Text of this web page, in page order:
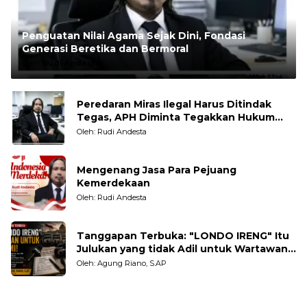
Penguatan Nilai Agama Sejak Dini, Fondasi
Generasi Beretika dan Bermoral
Rudi Andesta
Peredaran Miras Ilegal Harus Ditindak
Tegas, APH Diminta Tegakkan Hukum
Tanpa Pandang Bulu
Oleh: Rudi Andesta
Mengenang Jasa Para Pejuang
Kemerdekaan
Oleh: Rudi Andesta
Tanggapan Terbuka: "LONDO IRENG" Itu
Julukan yang tidak Adil untuk Wartawan,
Pengamat dan LSM
Oleh: Agung Riano, S.AP